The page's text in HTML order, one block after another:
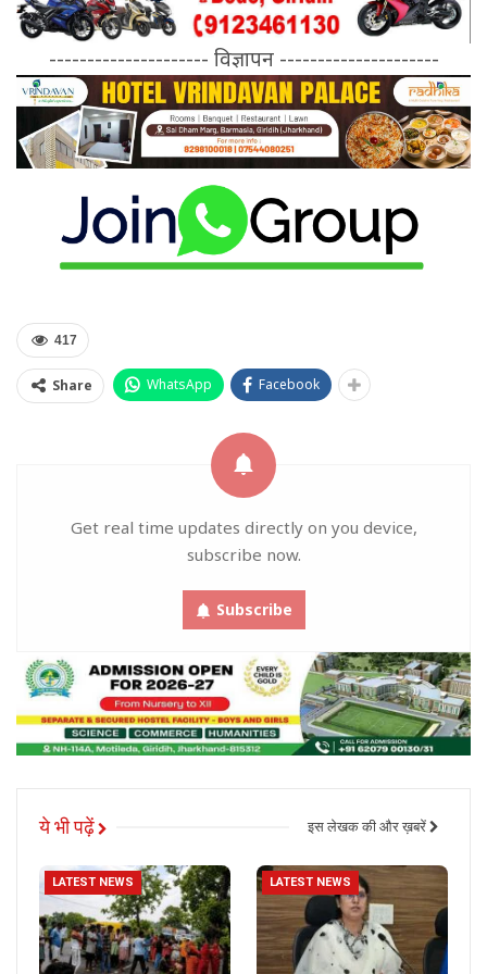
--------------------- विज्ञापन ---------------------
417
Share WhatsApp Facebook
Get real time updates directly on you device,
subscribe now.
Subscribe
ये भी पढ़ें इस लेखक की और ख़बरें
LATEST NEWS LATEST NEWS